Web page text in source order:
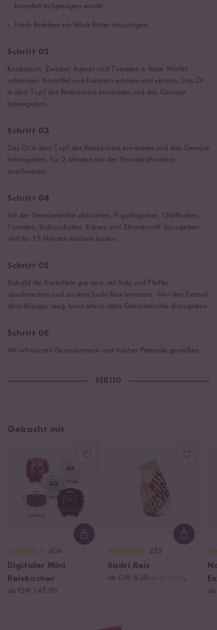
komplett aufgesogen wurde.
Nach Belieben ein Stück Butter hinzufügen.
Schritt 02
Knoblauch, Zwiebel, Ingwer und Tomaten in feine Würfel
schneiden. Kartoffel und Karotten schälen und vierteln. Das Öl
in dem Topf des Reiskochers erwärmen und das Gemüse
hineingeben.
Schritt 03
Das Öl in dem Topf des Reiskochers erwärmen und das Gemüse
hineingeben. Für 2 Minuten bei der Standardfunktion
anschwitzen.
Schritt 04
Mit der Gemüsebrühe ablöschen, Paprikapulver, Chiliflocken,
Tomaten, Erdnussbutter, Erbsen und Zitronensaft dazugeben
und für 15 Minuten köcheln lassen.
Schritt 05
Sobald die Kartoffeln gar sind, mit Salz und Pfeffer
abschmecken und zu dem Sadri Reis servieren. Wer den Eintopf
dünnflüssiger mag, kann etwas mehr Gemüsebrühe dazugeben.
Schritt 06
Mit schwarzen Sesamkörnern und frischer Petersilie genießen.
FERTIG
Gekocht mit
Loading...
404
Digitaler Mini
Reiskocher
ab CHF 147.90
223
Sadri Reis
ab CHF 6.50CHF 21.50 / kg